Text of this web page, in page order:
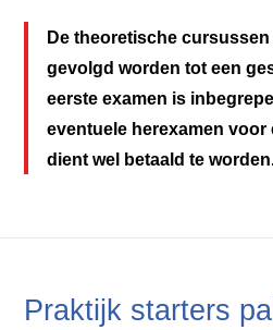
De theoretische
gevolgd worden tot een
eerste examen is
eventuele herexamen
dient wel betaald te
Praktijk starters